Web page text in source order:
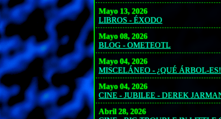
Mayo 13, 2026
LIBROS - ÉXODO
Mayo 08, 2026
BLOG - OMETEOTL
Mayo 04, 2026
MISCELÁNEO - ¿QUÉ ÁRBOL-ES!
Mayo 04, 2026
CINE - JUBILEE - DEREK
Abril 28, 2026